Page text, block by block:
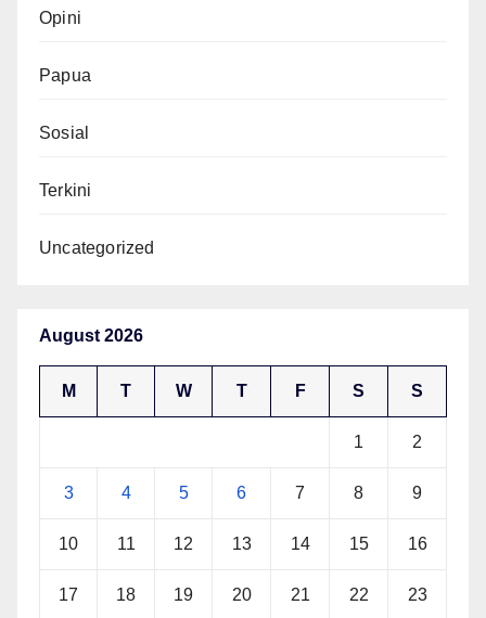
Opini
Papua
Sosial
Terkini
Uncategorized
August 2026
M T W T F S S
1 2
3 4 5 6 7 8 9
10 11 12 13 14 15 16
17 18 19 20 21 22 23